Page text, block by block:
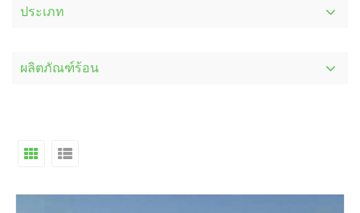
ประเภท
ผลิตภัณฑ์ร้อน